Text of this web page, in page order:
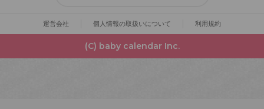
運営会社 個人情報の取扱いについて 利用規約
(C) baby calendar Inc.